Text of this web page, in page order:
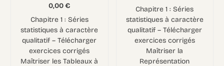
0,00€
Chapitre 1 : Séries
statistiques à caractère
qualitatif – Télécharger
exercices corrigés
Maîtriser les Tableaux à
Chapitre 1 : Séries
statistiques à caractère
qualitatif – Télécharger
exercices corrigés
Maîtriser la
Représentation